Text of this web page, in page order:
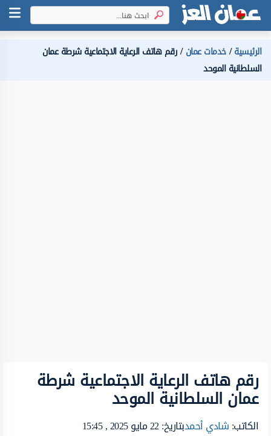
الرئيسية خدمات عمان رقم هاتف الرعاية الاجتماعية شرطة عمان
السلطانية الموحد
رقم هاتف الرعاية الاجتماعية شرطة
عمان السلطانية الموحد
الكاتب:شادي أحمدبتاريخ: 22 مايو 2025 , 15:45